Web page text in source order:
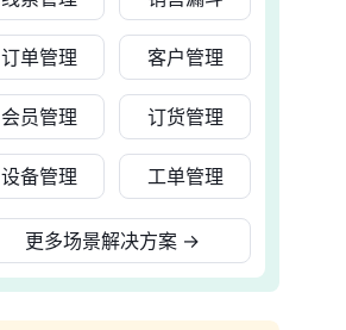
订单管理 客户管理
会员管理 订货管理
设备管理 工单管理
更多场景解决方案 →